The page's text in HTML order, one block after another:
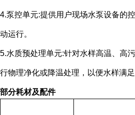
4.泵控单元:提供用户现场水泵设备的
动运行。
5.水质预处理单元:针对水样高温、高
行物理净化或降温处理，以便水样满足
部分耗材及配件